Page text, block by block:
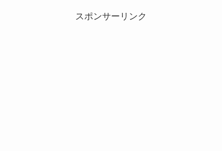
スポンサーリンク